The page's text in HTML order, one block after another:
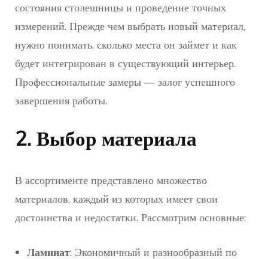
состояния столешницы и проведение точных
измерений. Прежде чем выбрать новый материал,
нужно понимать, сколько места он займет и как
будет интегрирован в существующий интерьер.
Профессиональные замеры — залог успешного
завершения работы.
2. Выбор материала
В ассортименте представлено множество
материалов, каждый из которых имеет свои
достоинства и недостатки. Рассмотрим основные:
Ламинат: Экономичный и разнообразный по